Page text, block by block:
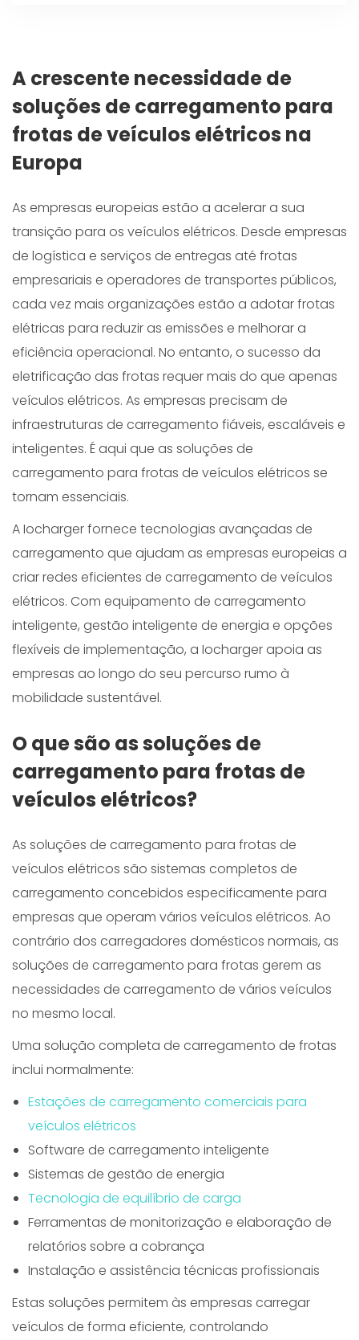
A crescente necessidade de
soluções de carregamento para
frotas de veículos elétricos na
Europa
As empresas europeias estão a acelerar a sua
transição para os veículos elétricos. Desde empresas
de logística e serviços de entregas até frotas
empresariais e operadores de transportes públicos,
cada vez mais organizações estão a adotar frotas
elétricas para reduzir as emissões e melhorar a
eficiência operacional. No entanto, o sucesso da
eletrificação das frotas requer mais do que apenas
veículos elétricos. As empresas precisam de
infraestruturas de carregamento fiáveis, escaláveis e
inteligentes. É aqui que as soluções de
carregamento para frotas de veículos elétricos se
tornam essenciais.
A Iocharger fornece tecnologias avançadas de
carregamento que ajudam as empresas europeias a
criar redes eficientes de carregamento de veículos
elétricos. Com equipamento de carregamento
inteligente, gestão inteligente de energia e opções
flexíveis de implementação, a Iocharger apoia as
empresas ao longo do seu percurso rumo à
mobilidade sustentável.
O que são as soluções de
carregamento para frotas de
veículos elétricos?
As soluções de carregamento para frotas de
veículos elétricos são sistemas completos de
carregamento concebidos especificamente para
empresas que operam vários veículos elétricos. Ao
contrário dos carregadores domésticos normais, as
soluções de carregamento para frotas gerem as
necessidades de carregamento de vários veículos
no mesmo local.
Uma solução completa de carregamento de frotas
inclui normalmente:
Estações de carregamento comerciais para
veículos elétricos
Software de carregamento inteligente
Sistemas de gestão de energia
Tecnologia de equilíbrio de carga
Ferramentas de monitorização e elaboração de
relatórios sobre a cobrança
Instalação e assistência técnicas profissionais
Estas soluções permitem às empresas carregar
veículos de forma eficiente, controlando